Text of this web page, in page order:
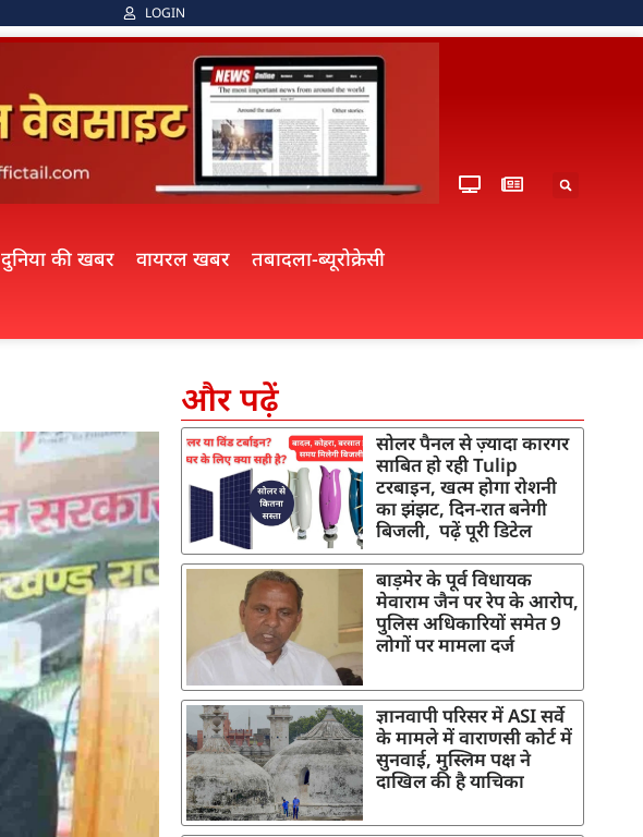
LOGIN
दुनिया की खबर वायरल खबर
तबादला-ब्यूरोक्रेसी
और पढ़ें
सोलर पैनल से ज़्यादा कारगर
साबित हो रही Tulip
टरबाइन, खत्म होगा रोशनी
का झंझट, दिन-रात बनेगी
बिजली, पढ़ें पूरी डिटेल
बाड़मेर के पूर्व विधायक
मेवाराम जैन पर रेप के आरोप,
पुलिस अधिकारियों समेत 9
लोगों पर मामला दर्ज
ज्ञानवापी परिसर में ASI सर्वे
के मामले में वाराणसी कोर्ट में
सुनवाई, मुस्लिम पक्ष ने
दाखिल की है याचिका